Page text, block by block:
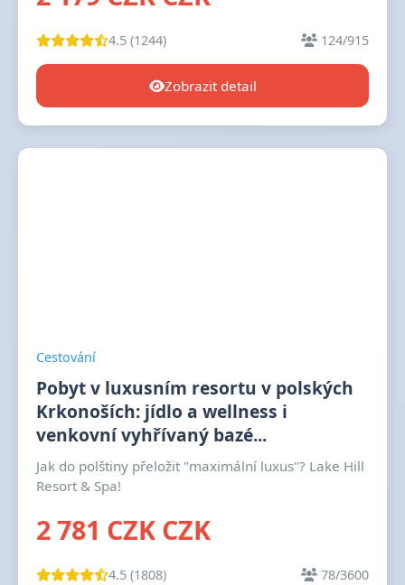
4.5 (1244) 124/915
Zobrazit detail
Cestování
Pobyt v luxusním resortu v polských
Krkonoších: jídlo a wellness i
venkovní vyhřívaný bazé...
Jak do polštiny přeložit "maximální luxus"? Lake Hill
Resort & Spa!
2 781 CZK CZK
4.5 (1808) 78/3600